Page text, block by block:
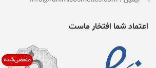
اعتماد شما افتخار ماست